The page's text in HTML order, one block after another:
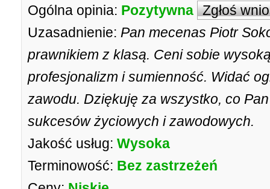
Ogólna opinia: Pozytywna Zgłoś
Uzasadnienie: Pan mecenas Piotr
prawnikiem z klasą. Ceni sobie
profesjonalizm i sumienność. Widać
zawodu. Dziękuję za wszystko, co
sukcesów życiowych i zawodowych.
Jakość usług: Wysoka
Terminowość: Bez zastrzeżeń